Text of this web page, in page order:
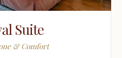
Suite
& Comfort